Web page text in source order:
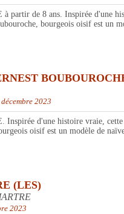
de 8 ans. Inspirée d'une
bourgeois oisif est un
2023
d'une histoire vraie, cette
oisif est un modèle de
(LES)
2023